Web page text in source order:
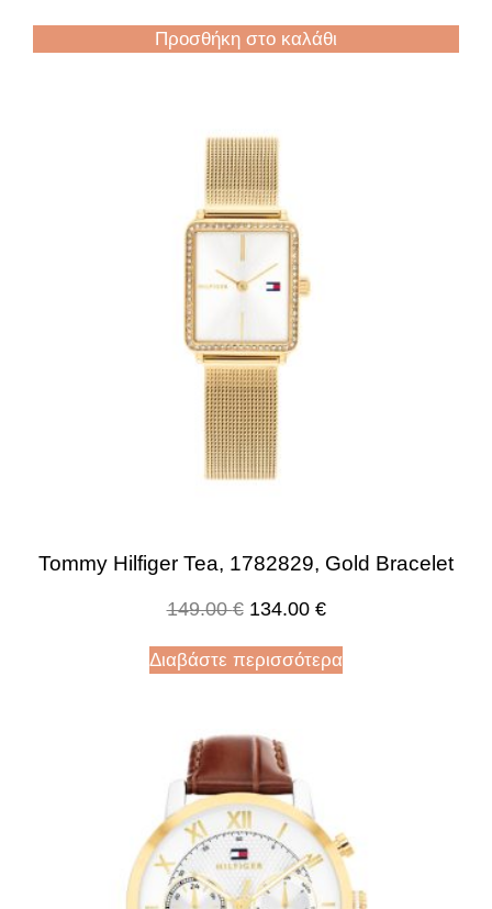
Προσθήκη στο καλάθι
Tommy Hilfiger Tea, 1782829, Gold Bracelet
149.00€ 134.00 €
Διαβάστε περισσότερα